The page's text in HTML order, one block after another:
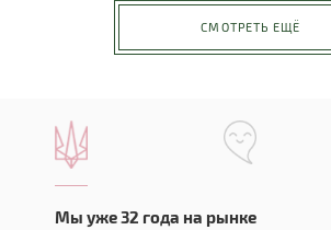
СМОТРЕТЬ ЕЩЁ
Мы уже 32 года на рынке